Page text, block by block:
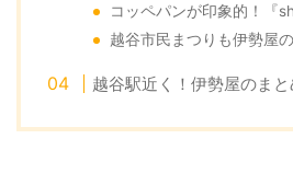
コッペパンが印象的！『
越谷市民まつりも伊勢屋
越谷駅近く！伊勢屋のまと